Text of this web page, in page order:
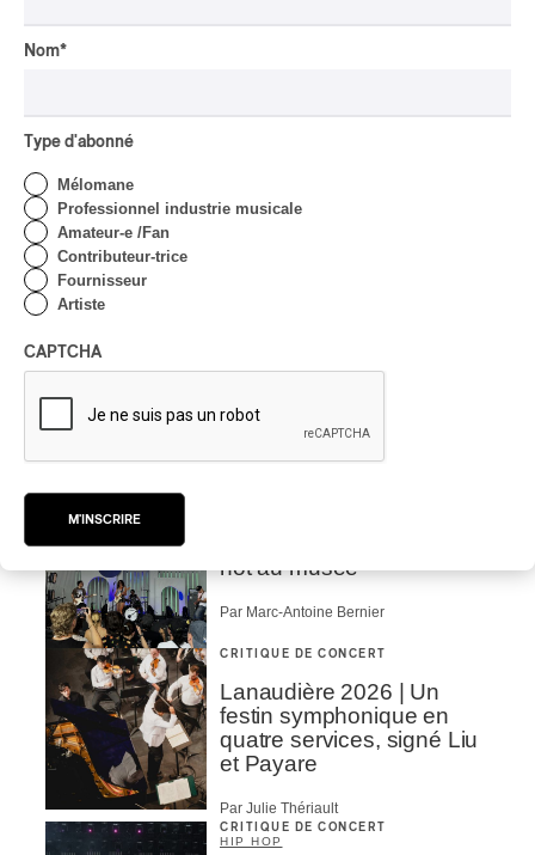
OSHEAGA 2026 I Viagra
OSHEAGA 2026 I
Turnstile, fièvre
technicolore
hot au musée
Par Marc-Antoine Bernier
CRITIQUE DE CONCERT
Lanaudière 2026 | Un
festin symphonique en
quatre services, signé Liu
et Payare
Par Julie Thériault
CRITIQUE DE CONCERT
HIP HOP
Nom*
Type d'abonné
Mélomane
Professionnel industrie musicale
Amateur-e /Fan
Contributeur-trice
Fournisseur
Artiste
CAPTCHA
M'INSCRIRE